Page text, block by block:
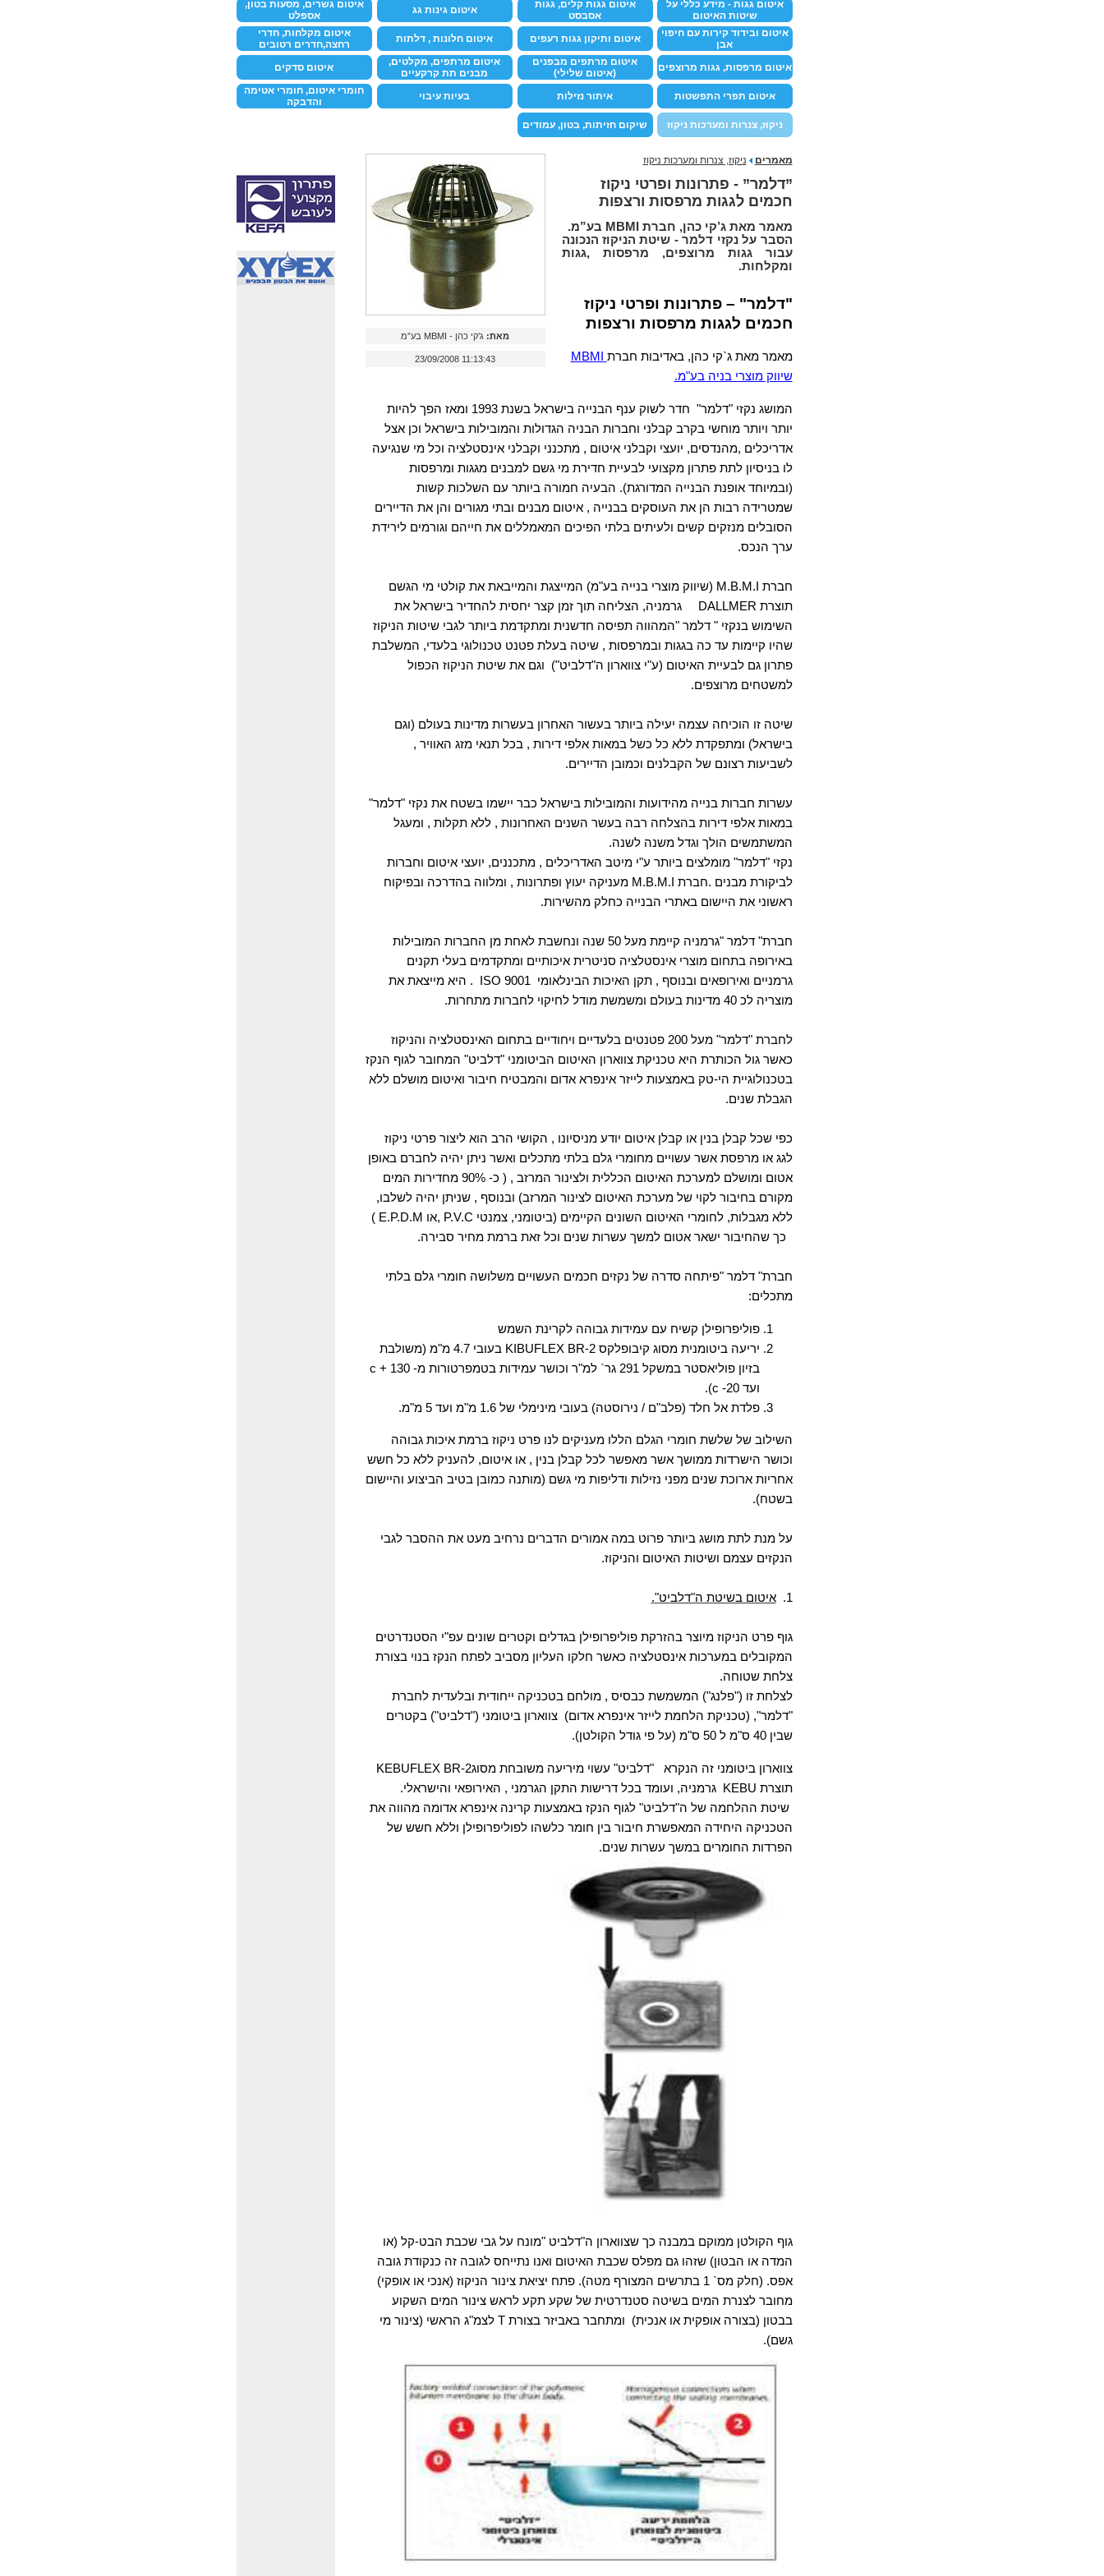
איטום גגות - מידע כללי על
שיטות האיטום
איטום גגות קלים, גגות
אסבסט
איטום גינות גג
איטום גשרים, מסעות בטון,
אספלט
איטום ובידוד קירות עם חיפוי
אבן
איטום ותיקון גגות רעפים איטום חלונות , דלתות
איטום מקלחות, חדרי
רחצה,חדרים רטובים
איטום מרפסות, גגות מרוצפים
איטום מרתפים מבפנים
(איטום שלילי)
איטום מרתפים, מקלטים,
מבנים תת קרקעיים
איטום סדקים
איטום תפרי התפשטות איתור נזילות בעיות עיבוי
חומרי איטום, חומרי אטימה
והדבקה
ניקוז, צנרות ומערכות ניקוז
שיקום חזיתות, בטון, עמודים
מאת: ג’קי כהן - MBMI בע”מ
23/09/2008 11:13:43
מאמרים ניקוז, צנרות ומערכות ניקוז
”דלמר” - פתרונות ופרטי ניקוז
חכמים לגגות מרפסות ורצפות
מאמר מאת ג’קי כהן, חברת MBMI בע”מ.
הסבר על נקזי דלמר - שיטת הניקוז הנכונה
עבור גגות מרוצפים, מרפסות ,גגות
ומקלחות.
"דלמר" – פתרונות ופרטי ניקוז
חכמים לגגות מרפסות ורצפות
מאמר מאת ג`קי כהן, באדיבות חברת
MBMI
שיווק מוצרי בניה בע"מ.
המושג נקזי"דלמר" חדר לשוק ענף הבנייה בישראל בשנת 1993 ומאז הפך להיות
יותר ויותר מוחשי בקרב קבלני וחברות הבניה הגדולות והמובילות בישראל וכן אצל
אדריכלים ,מהנדסים, יועצי וקבלני איטום , מתכנני וקבלני אינסטלציה וכל מי שנגיעה
לו בניסיון לתת פתרון מקצועי לבעיית חדירת מי גשם למבנים מגגות ומרפסות
(ובמיוחד אופנת הבנייה המדורגת). הבעיה חמורה ביותר עם השלכות קשות
שמטרידה רבות הן את העוסקים בבנייה , איטום מבנים ובתי מגורים והן את הדיירים
הסובלים מנזקים קשים ולעיתים בלתי הפיכים המאמללים את חייהם וגורמים לירידת
ערך הנכס.
חברת M.B.M.I (שיווק מוצרי בנייה בע"מ) המייצגת והמייבאת את קולטי מי הגשם
תוצרת DALLMER גרמניה, הצליחה תוך זמן קצר יחסית להחדיר בישראל את
השימוש בנקזי "דלמר "המהווה תפיסה חדשנית ומתקדמת ביותר לגבי שיטות הניקוז
שהיו קיימות עד כה בגגות ובמרפסות , שיטה בעלת פטנט טכנולוגי בלעדי, המשלבת
פתרון גם לבעיית האיטום (ע"י צווארון ה"דלביט"( וגם את שיטת הניקוז הכפול
למשטחים מרוצפים.
שיטה זו הוכיחה עצמה יעילה ביותר בעשור האחרון בעשרות מדינות בעולם (וגם
בישראל) ומתפקדת ללא כל כשל במאות אלפי דירות , בכל תנאי מזג האוויר ,
לשביעות רצונם של הקבלנים וכמובן הדיירים.
עשרות חברות בנייה מהידועות והמובילות בישראל כבר יישמו בשטח את נקזי "דלמר"
במאות אלפי דירות בהצלחה רבה בעשר השנים האחרונות ,ללא תקלות , ומעגל
המשתמשים הולך וגדל משנה לשנה.
נקזי "דלמר" מומלצים ביותר ע"י מיטב האדריכלים , מתכננים, יועצי איטום וחברות
לביקורת מבנים .חברת M.B.M.Iמעניקה יעוץ ופתרונות , ומלווה בהדרכה ובפיקוח
ראשוני את היישום באתרי הבנייה כחלק מהשירות.
חברת"דלמר "גרמניה קיימת מעל 50שנה ונחשבת לאחת מן החברות המובילות
באירופה בתחום מוצרי אינסטלציה סניטרית איכותיים ומתקדמים בעלי תקנים
גרמניים ואירופאים ובנוסף , תקן האיכות הבינלאומי ISO 9001
. היא מייצאת את
מוצריה לכ 40מדינות בעולם ומשמשת מודל לחיקוי לחברות מתחרות.
לחברת "דלמר" מעל 200פטנטים בלעדיים ויחודיים בתחום האינסטלציה והניקוז
כאשר גול הכותרת היא טכניקת צווארון האיטום הביטומני "דלביט" המחובר לגוף הנקז
בטכנולוגיית הי-טק באמצעות לייזר אינפרא אדום והמבטיח חיבור ואיטום מושלם ללא
הגבלת שנים.
כפי שכל קבלן בנין או קבלן איטום יודע מניסיונו , הקושי הרב הוא ליצור פרטי ניקוז
לגג או מרפסת אשר עשויים מחומרי גלם בלתי מתכלים ואשר ניתן יהיה לחברם באופן
אטום ומושלם
למערכת האיטום הכללית ולצינור המרזב , ( כ- 90% מחדירות המים
מקורם בחיבור לקוי של מערכת האיטום לצינור המרזב) ובנוסף , שניתן יהיה לשלבו,
ללא מגבלות, לחומרי האיטום השונים הקיימים (ביטומני, צמנטי , P.V.Cאו ( E.P.D.M
כך שהחיבור ישאר אטום למשך עשרות שנים וכל זאת ברמת מחיר סבירה.
חברת"דלמר "פיתחה סדרה של נקזים חכמים העשויים משלושה חומרי גלם בלתי
מתכלים:
פוליפרופילן קשיח עם עמידות גבוהה לקרינת השמש
יריעה ביטומנית מסוג קיבופלקס KIBUFLEX BR-2
בעובי 4.7 מ"מ (משולבת
בזיון פוליאסטר במשקל 291 גר` למ"ר וכושר עמידות בטמפרטורות
מ- 130
c +
ועד 20-
c
).
פלדת אל חלד (פלב"ם / נירוסטה) בעובי מינימלי של 1.6 מ"מ ועד 5
מ"מ.
השילוב של שלשת חומרי הגלם הללו מעניקים לנו פרט ניקוז ברמת איכות גבוהה
וכושר הישרדות ממושך אשר מאפשר לכל קבלן בנין , או איטום, להעניק ללא כל חשש
אחריות ארוכת שנים מפני נזילות ודליפות מי גשם (מותנה כמובן בטיב הביצוע והיישום
בשטח).
על מנת לתת מושג ביותר פרוט במה אמורים הדברים נרחיב מעט את ההסבר לגבי
הנקזים עצמם ושיטות האיטום והניקוז.
1. איטום בשיטת ה"דלביט"
.
גוף פרט הניקוז מיוצר בהזרקת פוליפרופילן בגדלים וקטרים שונים עפ"י הסטנדרטים
המקובלים במערכות אינסטלציה כאשר חלקו העליון מסביב לפתח הנקז בנוי בצורת
צלחת שטוחה.
לצלחת זו ("פלנג") המשמשת כבסיס , מולחם בטכניקה ייחודית ובלעדית לחברת
"דלמר", )טכניקת הלחמת לייזר אינפרא אדום) צווארון ביטומני ("דלביט") בקטרים
שבין 40 ס"מ
ל 50 ס"מ (על פי גודל הקולטן).
צווארון ביטומני זה הנקרא "דלביט" עשוי מיריעה משובחת מסוגKEBUFLEX BR-2
תוצרת KEBU גרמניה, ועומד בכל דרישות התקן הגרמני , האירופאי והישראלי.
שיטת ההלחמה של ה"דלביט" לגוף הנקז באמצעות קרינה אינפרא אדומה מהווה את
הטכניקה היחידה המאפשרת חיבור בין חומר כלשהו לפוליפרופילן וללא חשש של
הפרדות החומרים במשך עשרות שנים.
גוף הקולטן ממוקם במבנה כך שצווארון ה"דלביט "מונח על גבי שכבת הבט-קל (או
המדה או הבטון) שזהו גם מפלס שכבת האיטום ואנו נתייחס לגובה זה כנקודת גובה
אפס. (חלק מס` 1 בתרשים המצורף מטה). פתח יציאת צינור הניקוז (אנכי או אופקי)
מחובר לצנרת המים בשיטה סטנדרטית של שקע תקע לראש צינור המים השקוע
בבטון (בצורה אופקית או אנכית)
ומתחבר באביזר בצורת Tלצמ"ג הראשי (צינור מי
גשם).